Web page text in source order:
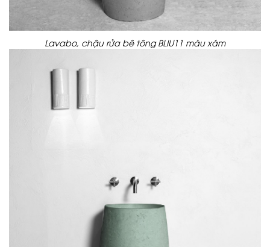
Lavabo, chậu rửa bê tông BLIU11 màu xám